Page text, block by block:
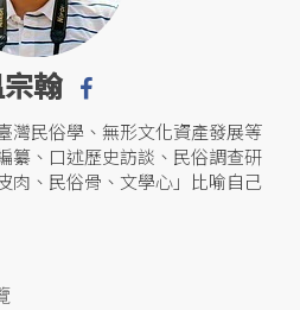
翰
灣民俗學、無形文化資產發展等
纂、口述歷史訪談、民俗調查研
肉、民俗骨、文學心」比喻自己